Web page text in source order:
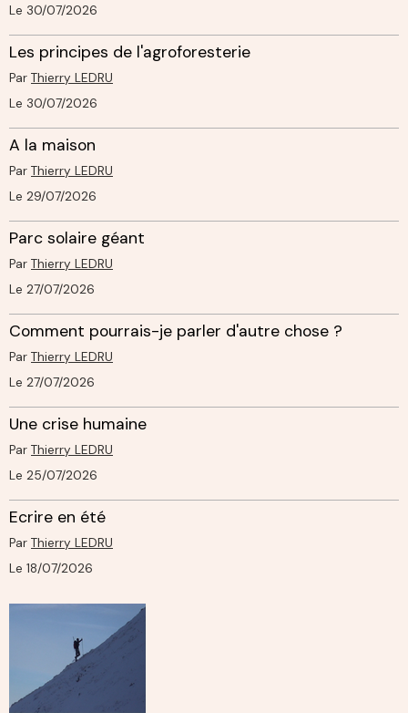
Le 30/07/2026
Les principes de l'agroforesterie
Par Thierry LEDRU
Le 30/07/2026
A la maison
Par Thierry LEDRU
Le 29/07/2026
Parc solaire géant
Par Thierry LEDRU
Le 27/07/2026
Comment pourrais-je parler d'autre chose ?
Par Thierry LEDRU
Le 27/07/2026
Une crise humaine
Par Thierry LEDRU
Le 25/07/2026
Ecrire en été
Par Thierry LEDRU
Le 18/07/2026